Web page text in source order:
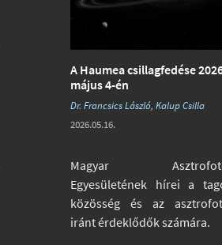
A Haumea csillagfedése
május 4-én
Dr. Francsics László, Kalup Csilla
2026.05.16.
Magyar
Egyesületének hírei a
közösség és az
iránt érdeklődők számára.